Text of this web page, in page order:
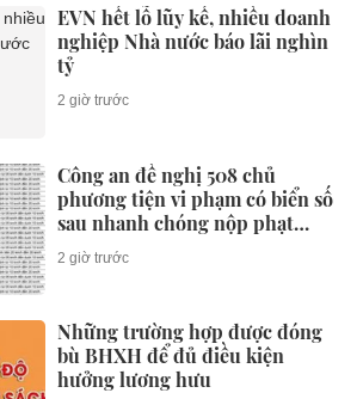
EVN hết lỗ lũy kế, nhiều doanh
nghiệp Nhà nước báo lãi nghìn
tỷ
2 giờ trước
Công an đề nghị 508 chủ
phương tiện vi phạm có biển số
sau nhanh chóng nộp phạt
nguội theo Nghị định 168
2 giờ trước
Những trường hợp được đóng
bù BHXH để đủ điều kiện
hưởng lương hưu